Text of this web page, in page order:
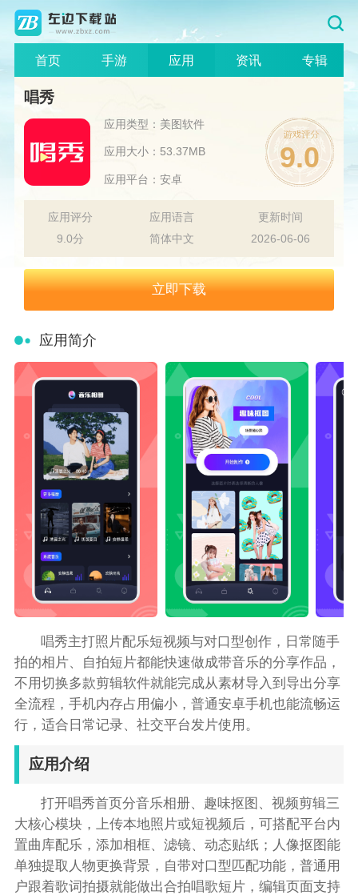
首页 手游 应用 资讯 专辑
唱秀
应用类型：美图软件
应用大小：53.37MB
应用平台：安卓
9.0
应用评分
9.0分
应用语言
简体中文
更新时间
2026-06-06
立即下载
应用简介
唱秀主打照片配乐短视频与对口型创作，日常随手
拍的相片、自拍短片都能快速做成带音乐的分享作品，
不用切换多款剪辑软件就能完成从素材导入到导出分享
全流程，手机内存占用偏小，普通安卓手机也能流畅运
行，适合日常记录、社交平台发片使用。
应用介绍
打开唱秀首页分音乐相册、趣味抠图、视频剪辑三
大核心模块，上传本地照片或短视频后，可搭配平台内
置曲库配乐，添加相框、滤镜、动态贴纸；人像抠图能
单独提取人物更换背景，自带对口型匹配功能，普通用
户跟着歌词拍摄就能做出合拍唱歌短片，编辑页面支持